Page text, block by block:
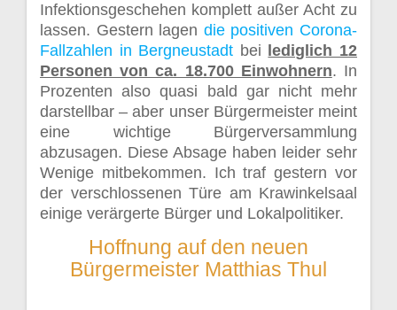
Infektionsgeschehen komplett außer Acht zu
lassen. Gestern lagen die positiven Corona-
Fallzahlen in Bergneustadt bei
lediglich 12
Personen von ca. 18.700 Einwohnern. In
Prozenten also quasi bald gar nicht mehr
darstellbar – aber unser Bürgermeister meint
eine wichtige Bürgerversammlung
abzusagen. Diese Absage haben leider sehr
Wenige mitbekommen. Ich traf gestern vor
der verschlossenen Türe am Krawinkelsaal
einige verärgerte Bürger und Lokalpolitiker.
Hoffnung auf den neuen
Bürgermeister Matthias Thul